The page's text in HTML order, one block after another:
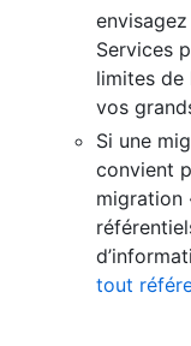
Services
limites de
vos
Si une
convient
migration
tout